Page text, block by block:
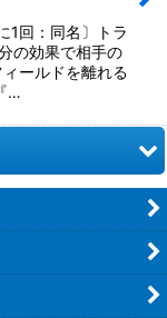
1回：同名〕トラ
の効果で相手の
ールドを離れる
…
の戦線
OF DREAM